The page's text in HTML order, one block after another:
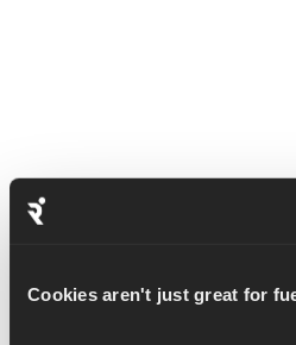
Cookies aren't just great for
ayuda a aliviar la tensión muscular